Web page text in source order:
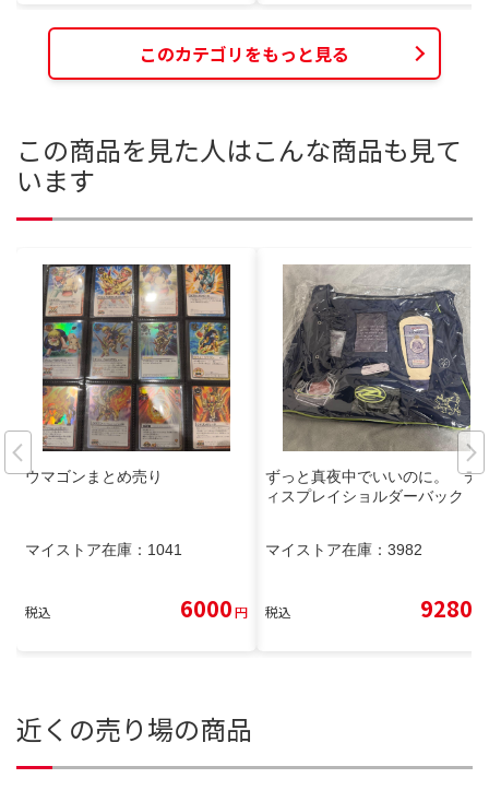
このカテゴリをもっと見る
この商品を見た人はこんな商品も見て
います
ウマゴンまとめ売り
マイストア在庫： 1041
税込 6000円
ずっと真夜中でいいのに。 デ
ィスプレイショルダーバック
マイストア在庫： 3982
税込 9280
近くの売り場の商品